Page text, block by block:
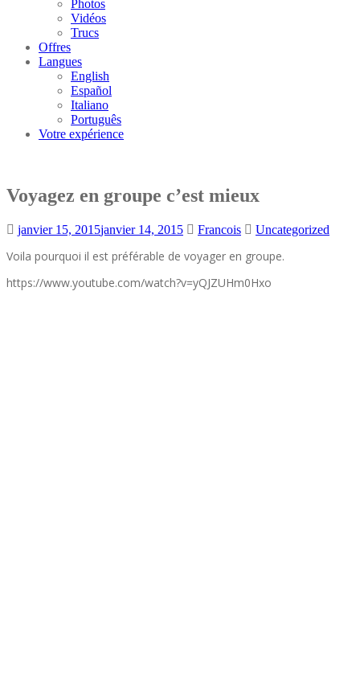
Photos
Vidéos
Trucs
Offres
Langues
English
Español
Italiano
Português
Votre expérience
Voyagez en groupe c’est mieux
janvier 15, 2015janvier 14, 2015 Francois Uncategorized
Voila pourquoi il est préférable de voyager en groupe.
https://www.youtube.com/watch?v=yQJZUHm0Hxo